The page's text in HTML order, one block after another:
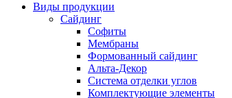
Виды продукции
Сайдинг
Софиты
Мембраны
Формованный сайдинг
Альта-Декор
Система отделки углов
Комплектующие элементы